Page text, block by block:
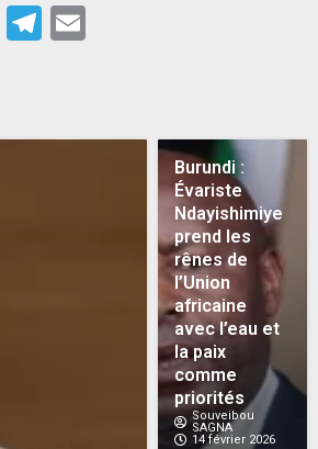
X Telegram
Burundi :
Évariste
Ndayishimiye
prend les
rênes de
l’Union
africaine
avec l’eau et
la paix
comme
priorités
Souveibou
SAGNA
14 février 2026